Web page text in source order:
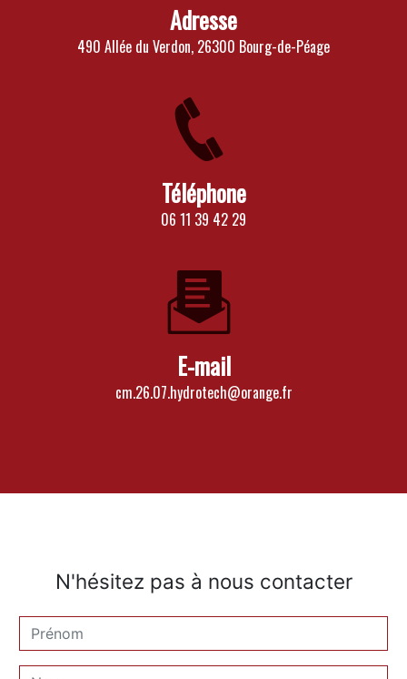
Adresse
490 Allée du Verdon, 26300 Bourg-de-Péage
Téléphone
06 11 39 42 29
E-mail
cm.26.07.hydrotech@orange.fr
N'hésitez pas à nous contacter